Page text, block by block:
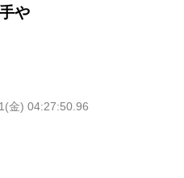
や
金) 04:27:50.96